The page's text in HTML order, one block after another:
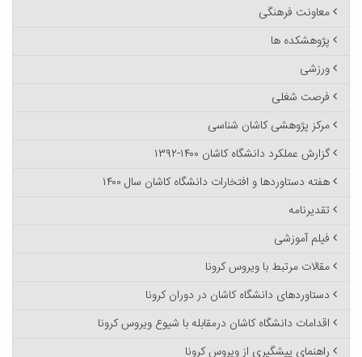
معاونت فرهنگی
پژوهشکده ها
ورزشی
فرصت شغلی
مرکز پژوهشی کاشان شناسی
گزارش عملکرد دانشگاه کاشان ۱۴۰۰-۱۳۹۲
هفته دستاوردها و افتخارات دانشگاه کاشان سال ۱۴۰۰
تقدیرنامه
فیلم آموزشی
مقالات مرتبط با ویروس کرونا
دستاوردهای دانشگاه کاشان در دوران کرونا
اقدامات دانشگاه کاشان درمقابله با شیوع ویروس کرونا
راهنمای پیشگیری از ویروس کرونا